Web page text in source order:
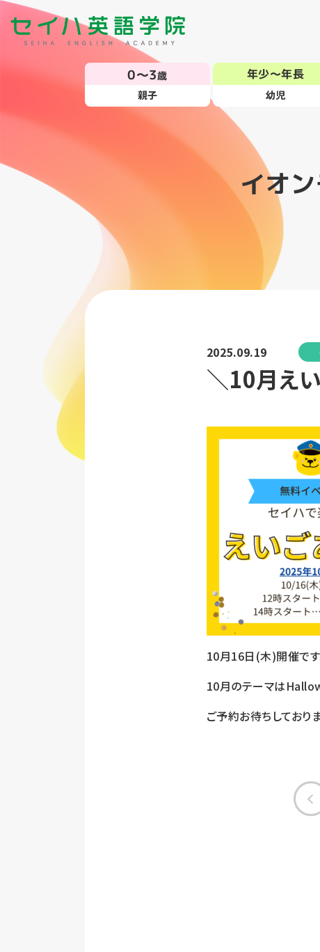
0～3歳
親子
年少～年長
幼児
イオ
2025.09.19
＼10月え
10月16日(木)開催です
10月のテーマは
ご予約お待ちしておりま